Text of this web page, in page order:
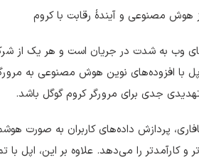
هوش مصنوعی و آیندهٔ رقابت با کروم
وب به شدت در جریان است و هر یک از
با افزوده‌های نوین هوش مصنوعی به
جدی برای مرورگر کروم گوگل باشد.
پردازش داده‌های کاربران به صورت
و کارآمدتر را می‌دهد. علاوه بر این، اپل